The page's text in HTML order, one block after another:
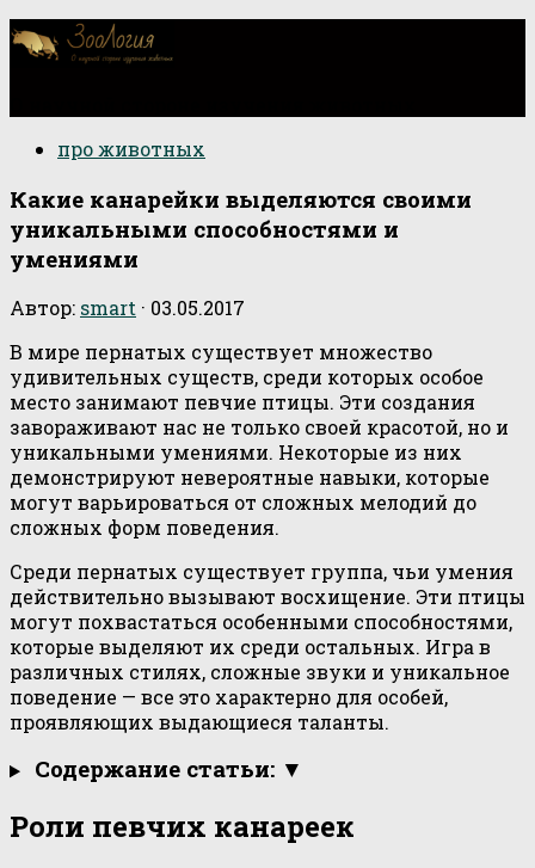
про животных
Какие канарейки выделяются своими
уникальными способностями и
умениями
Автор: smart · 03.05.2017
В мире пернатых существует множество
удивительных существ, среди которых особое
место занимают певчие птицы. Эти создания
завораживают нас не только своей красотой, но и
уникальными умениями. Некоторые из них
демонстрируют невероятные навыки, которые
могут варьироваться от сложных мелодий до
сложных форм поведения.
Среди пернатых существует группа, чьи умения
действительно вызывают восхищение. Эти птицы
могут похвастаться особенными способностями,
которые выделяют их среди остальных. Игра в
различных стилях, сложные звуки и уникальное
поведение — все это характерно для особей,
проявляющих выдающиеся таланты.
Содержание статьи: ▼
Роли певчих канареек